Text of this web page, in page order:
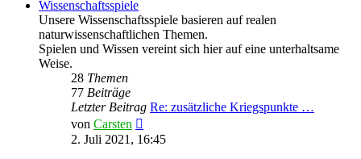
Wissenschaftsspiele
Unsere Wissenschaftsspiele basieren auf realen
naturwissenschaftlichen Themen.
Spielen und Wissen vereint sich hier auf eine unterhaltsame
Weise.
28 Themen
77 Beiträge
Letzter Beitrag Re: zusätzliche Kriegspunkte …
von Carsten
Beitrag
2. Juli 2021, 16:45